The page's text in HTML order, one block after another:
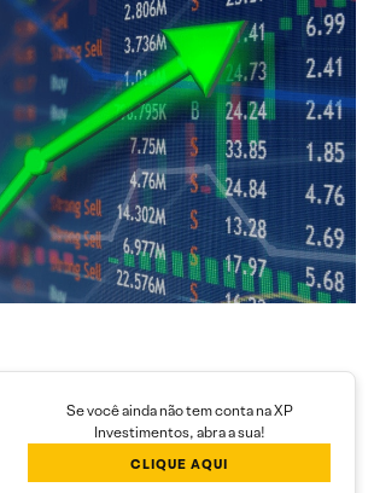
Se você ainda não tem conta na XP
Investimentos, abra a sua!
CLIQUE AQUI